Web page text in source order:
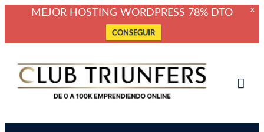
X
MEJOR HOSTING WORDPRESS 78% DTO
CONSEGUIR
contenido
Club Triunfers